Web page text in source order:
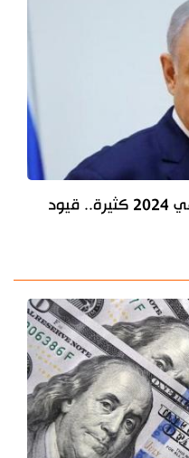
"بلومبرغ": تحديات نتنياهو في 2024 كثيرة.. قيود